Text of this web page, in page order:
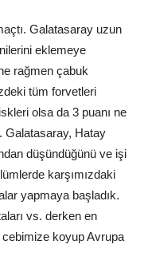
Galatasaray uzun
eklemeye
rağmen çabuk
tüm forvetleri
olsa da 3 puanı ne
Galatasaray, Hatay
düşündüğünü ve işi
karşımızdaki
yapmaya başladık.
vs. derken en
cebimize koyup Avrupa